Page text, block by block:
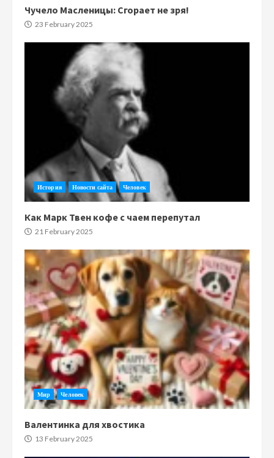
Чучело Масленицы: Сгорает не зря!
23 February 2025
История Новости сайта Человек
Как Марк Твен кофе с чаем перепутал
21 February 2025
Мир Человек
Валентинка для хвостика
13 February 2025